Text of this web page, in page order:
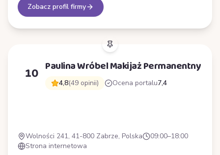
Zobacz profil firmy
10 Paulina Wróbel Makijaż Permanentny
4,8(49 opinii) Ocena portalu7,4
Wolności 241, 41-800 Zabrze, Polska
09:00–18:00
Strona internetowa